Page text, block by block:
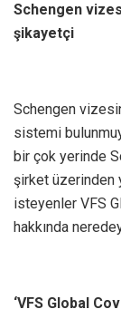
Schengen
şikayetçi
Schengen
sistemi
bir çok yerinde
şirket üzerinden
isteyenler VFS
hakkında
‘VFS Global